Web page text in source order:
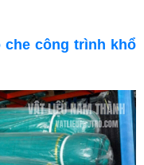
che công trình khổ